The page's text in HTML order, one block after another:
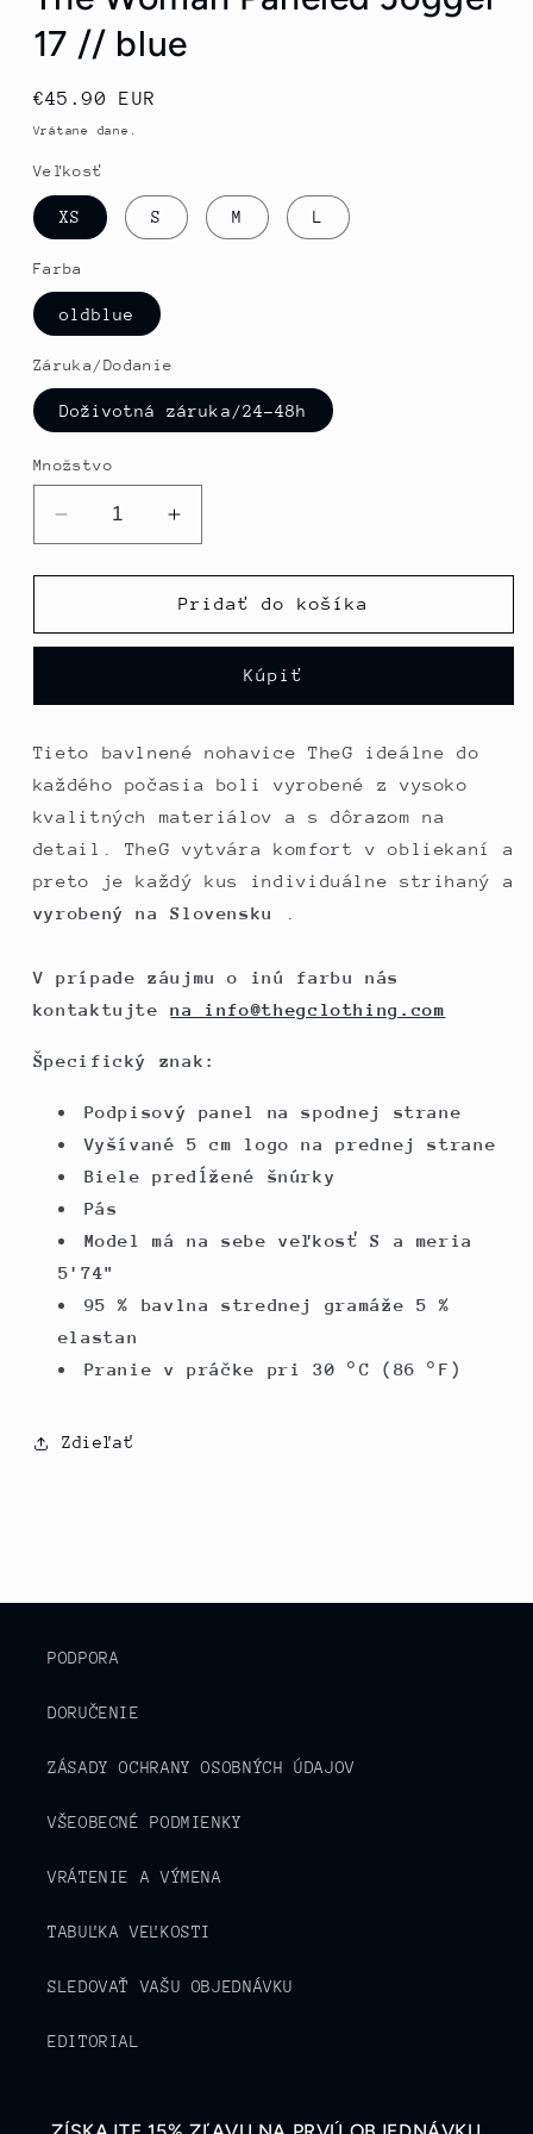
17 // blue
Normálna
cena
€45.90 EUR
Vrátane dane.
Veľkosť
XS S M L
Farba
oldblue
Záruka/Dodanie
Doživotná záruka/24-48h
Množstvo
Znížiť
množstvo
pre
Woman
17
blue
Zvýšte
množstvo
pre
The
Woman
17
blue
Pridať do košíka
Kúpiť
Tieto bavlnené nohavice TheG ideálne do
každého počasia boli vyrobené z vysoko
kvalitných materiálov a s dôrazom na
detail. TheG vytvára komfort v obliekaní a
preto je každý kus individuálne strihaný a
vyrobený na Slovensku
V prípade záujmu o inú farbu nás
kontaktujtena info@thegclothing.com
Špecifický znak:
Podpisový panel na spodnej strane
Vyšívané 5 cm logo na prednej strane
Biele predĺžené šnúrky
Pás
Model má na sebe veľkosť S a meria
5'74"
95 % bavlna strednej gramáže 5 %
elastan
Pranie v práčke pri 30 °C (86 °F)
Zdieľať
PODPORA
DORUČENIE
ZÁSADY OCHRANY OSOBNÝCH ÚDAJOV
VŠEOBECNÉ PODMIENKY
VRÁTENIE A VÝMENA
TABUĽKA VEĽKOSTI
SLEDOVAŤ VAŠU OBJEDNÁVKU
EDITORIAL